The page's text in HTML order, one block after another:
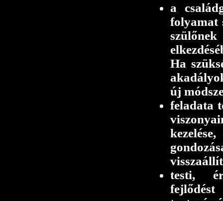
a
folyamat
Ha
új
feladata
testi,